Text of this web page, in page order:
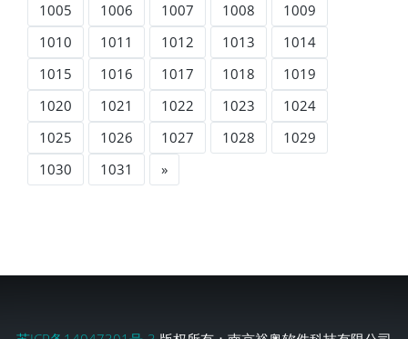
1005
1006 1007 1008
1009
1010
1011 1012 1013
1014
1015
1016 1017 1018
1019
1020
1021 1022 1023
1024
1025
1026 1027 1028
1029
1030
1031 »